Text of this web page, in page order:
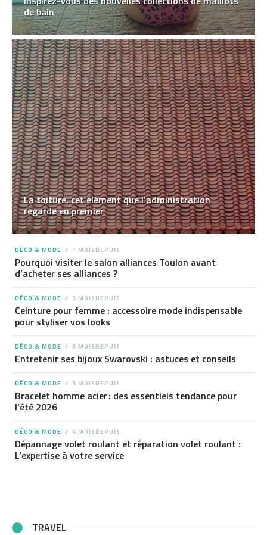
de bain
La toiture, cet élément que l’administration
regarde en premier
DÉCO & MODE 1 MOISDEPUIS
Pourquoi visiter le salon alliances Toulon avant
d’acheter ses alliances ?
DÉCO & MODE 3 MOISDEPUIS
Ceinture pour femme : accessoire mode indispensable
pour styliser vos looks
DÉCO & MODE 3 MOISDEPUIS
Entretenir ses bijoux Swarovski : astuces et conseils
DÉCO & MODE 3 MOISDEPUIS
Bracelet homme acier : des essentiels tendance pour
l’été 2026
DÉCO & MODE 4 MOISDEPUIS
Dépannage volet roulant et réparation volet roulant :
L’expertise à votre service
TRAVEL